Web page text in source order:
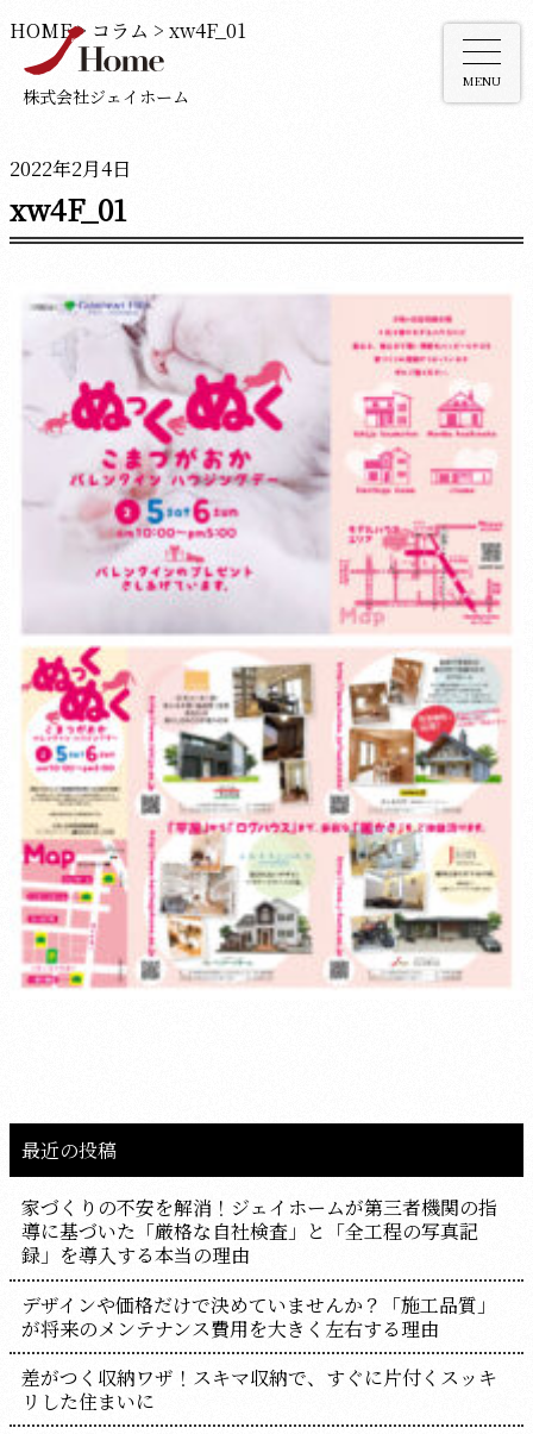
株式会社ジェイホーム
MENU
HOME> コラム > xw4F_01
2022年2月4日
xw4F_01
最近の投稿
家づくりの不安を解消！ジェイホームが第三者機関の指
導に基づいた「厳格な自社検査」と「全工程の写真記
録」を導入する本当の理由
デザインや価格だけで決めていませんか？「施工品質」
が将来のメンテナンス費用を大きく左右する理由
差がつく収納ワザ！スキマ収納で、すぐに片付くスッキ
リした住まいに